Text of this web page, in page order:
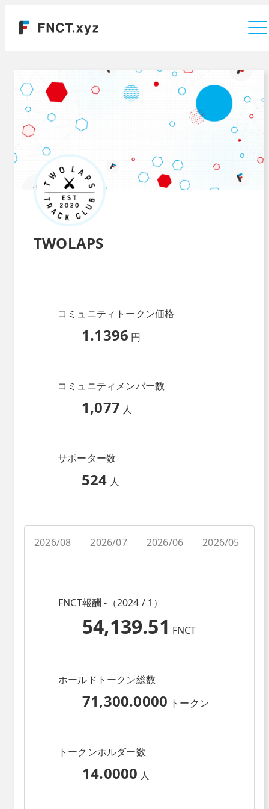
TWOLAPS
コミュニティトークン価格
1.1396 円
コミュニティメンバー数
1,077 人
サポーター数
524 人
2026/08 2026/07 2026/06 2026/05
FNCT報酬 -（2024 / 1）
54,139.51 FNCT
ホールドトークン総数
71,300.0000 トークン
トークンホルダー数
14.0000 人